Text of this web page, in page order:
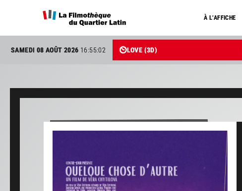
À L’AFFICHE
SAMEDI 08 AOÛT 2026 16:55:03 LOVE (3D)